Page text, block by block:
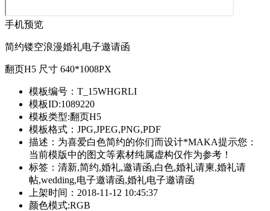
手机预览
简约镂空浪漫婚礼电子邀请函
翻页H5 尺寸 640*1008PX
模板编号：T_15WHGRLI
模板ID:1089220
模板类型:翻页H5
模板格式：JPG,JPEG,PNG,PDF
描述：为喜爱白色简约的你们而设计*MAKA提示您：
当前模版中的图文等素材纯属虚构仅作为参考！
标签：清新,简约,婚礼,邀请函,白色,婚礼请柬,婚礼请
帖,wedding,电子邀请函,婚礼电子邀请函
上架时间：2018-11-12 10:45:37
颜色模式:RGB